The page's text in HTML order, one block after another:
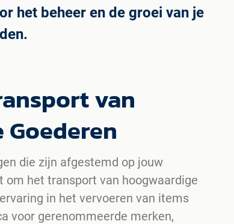
het beheer en de groei van je
van
die zijn afgestemd op jouw
om het transport van hoogwaardige
in het vervoeren van items
voor gerenommeerde merken,